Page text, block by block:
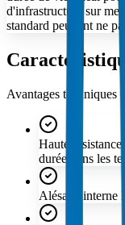
d'infrastructure sur
standard peuvent ne
Avantages techniques
Haute
durée dans les
Alésage interne